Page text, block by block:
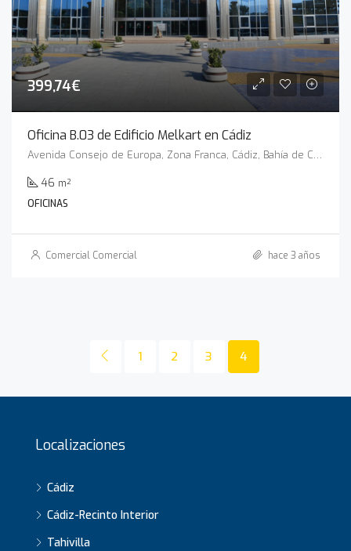
399,74€
Oficina B.03 de Edificio Melkart en Cádiz
Avenida Consejo de Europa, Zona Franca, Cádiz, Bahía de Cádiz, Cádiz, Andalucía, 11011, España
46 m²
OFICINAS
Comercial Comercial hace 3 años
1 2 3 4
Localizaciones
Cádiz
Cádiz-Recinto Interior
Tahivilla